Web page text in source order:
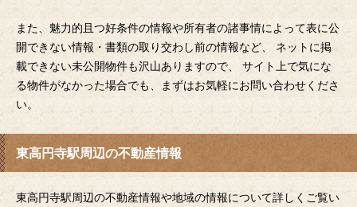
また、魅力的且つ好条件の情報や所有者の諸事情によって表に公
開できない情報・書類の取り交わし前の情報など、 ネットに掲
載できない未公開物件も沢山ありますので、 サイト上で気にな
る物件がなかった場合でも、まずはお気軽にお問い合わせくださ
い。
東高円寺駅周辺の不動産情報
東高円寺駅周辺の不動産情報や地域の情報について詳しくご覧い